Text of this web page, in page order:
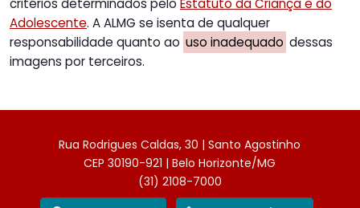
critérios determinados pelo Estatuto da Criança e do
Adolescente. A ALMG se isenta de qualquer
responsabilidade quanto ao uso inadequado dessas
imagens por terceiros.
Rua Rodrigues Caldas, 30 | Santo Agostinho
CEP 30190-921 | Belo Horizonte/MG
(31) 2108-7000